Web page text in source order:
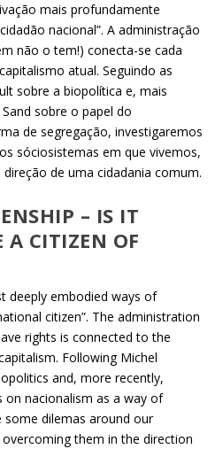
mais profundamente
nacional”. A administração
não o tem!) conecta-se cada
atual. Seguindo as
sobre a biopolítica e, mais
sobre o papel do
de segregação, investigaremos
sóciosistemas em que vivemos,
de uma cidadania comum.
– IS IT
A CITIZEN OF
deeply embodied ways of
citizen”. The administration
rights is connected to the
Following Michel
and, more recently,
on nacionalism as a way of
dilemas around our
them in the direction